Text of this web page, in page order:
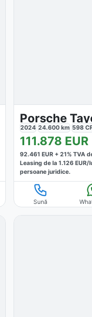
Porsche
2024 24.600 km 598
111.878 EUR
92.461 EUR +21% TVA
Leasing de la1.126 EUR/
persoane juridice.
Sună